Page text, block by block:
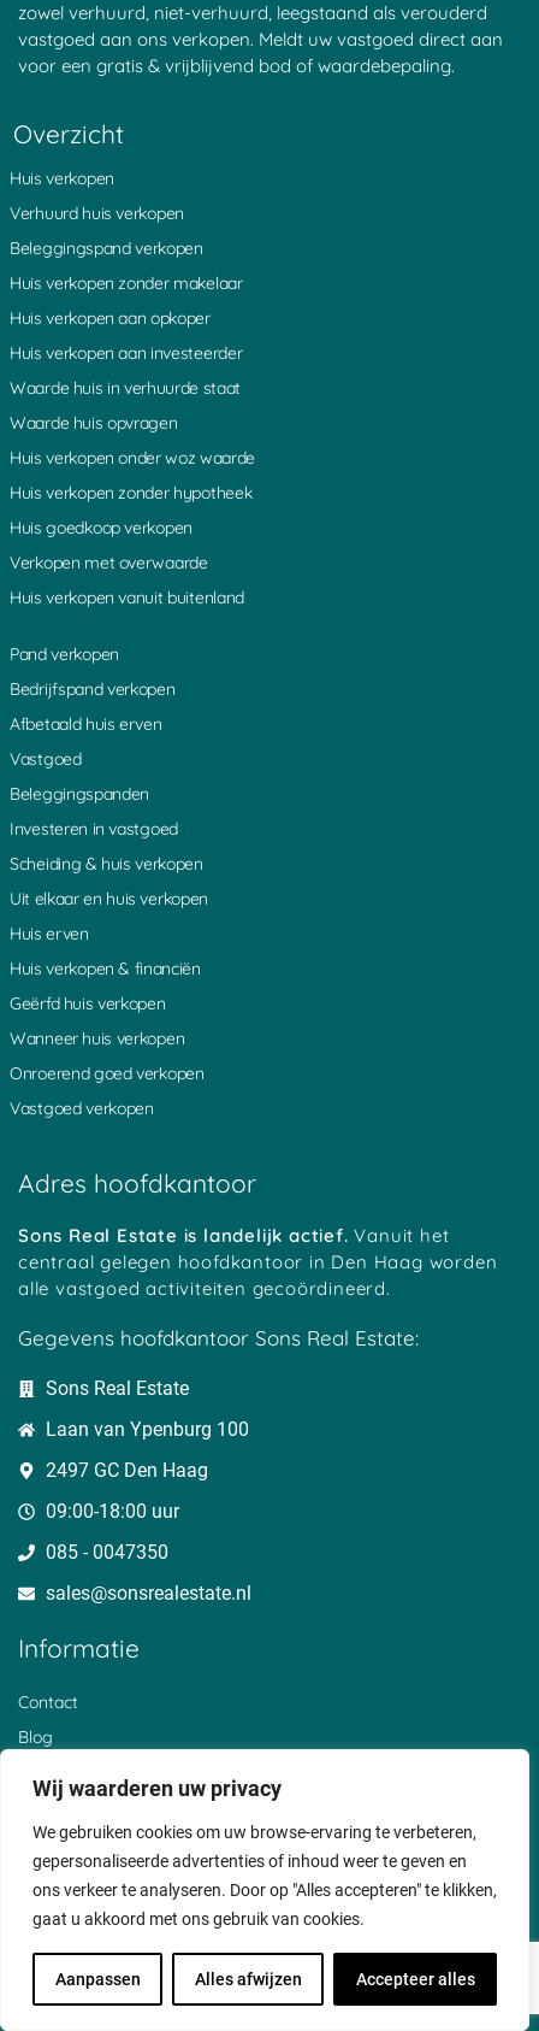
Wij waarderen uw privacy
We gebruiken cookies om uw browse-ervaring te verbeteren,
gepersonaliseerde advertenties of inhoud weer te geven en
ons verkeer te analyseren. Door op "Alles accepteren" te klikken,
gaat u akkoord met ons gebruik van cookies.
Aanpassen Alles afwijzen Accepteer alles
zowel verhuurd, niet-verhuurd, leegstaand als verouderd
vastgoed aan ons verkopen. Meldt uw vastgoed direct aan
voor een gratis & vrijblijvend bod of waardebepaling.
Overzicht
Huis verkopen
Verhuurd huis verkopen
Beleggingspand verkopen
Huis verkopen zonder makelaar
Huis verkopen aan opkoper
Huis verkopen aan investeerder
Waarde huis in verhuurde staat
Waarde huis opvragen
Huis verkopen onder woz waarde
Huis verkopen zonder hypotheek
Huis goedkoop verkopen
Verkopen met overwaarde
Huis verkopen vanuit buitenland
Pand verkopen
Bedrijfspand verkopen
Afbetaald huis erven
Vastgoed
Beleggingspanden
Investeren in vastgoed
Scheiding & huis verkopen
Uit elkaar en huis verkopen
Huis erven
Huis verkopen & financiën
Geërfd huis verkopen
Wanneer huis verkopen
Onroerend goed verkopen
Vastgoed verkopen
Adres hoofdkantoor
Sons Real Estate is landelijk actief.Vanuit het
centraal gelegen hoofdkantoor in Den Haag worden
alle vastgoed activiteiten gecoördineerd.
Gegevens hoofdkantoor Sons Real Estate:
Sons Real Estate
Laan van Ypenburg 100
2497 GC Den Haag
09:00-18:00 uur
085 - 0047350
sales@sonsrealestate.nl​
Informatie
Contact
Blog
Over ons
Klantervaringen
Privacyverklaring
Cookiebeleid
Disclaimer